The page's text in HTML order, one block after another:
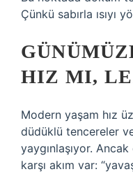
Çünkü sabırla ısıyı
HIZ MI,
Modern yaşam hız
düdüklü tencereler
yaygınlaşıyor.
karşı akım var: